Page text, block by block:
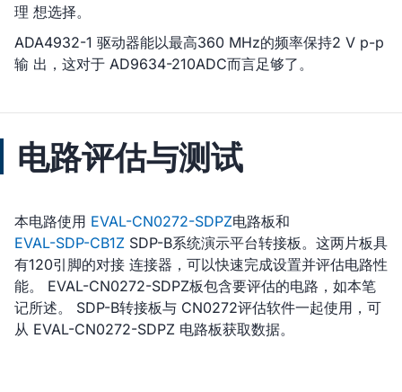
理 想选择。
ADA4932-1 驱动器能以最高360 MHz的频率保持2 V p-p
输 出，这对于 AD9634-210ADC而言足够了。
电路评估与测试
本电路使用 EVAL-CN0272-SDPZ电路板和
EVAL-SDP-CB1Z SDP-B系统演示平台转接板。这两片板具
有120引脚的对接 连接器，可以快速完成设置并评估电路性
能。 EVAL-CN0272-SDPZ板包含要评估的电路，如本笔
记所述。 SDP-B转接板与 CN0272评估软件一起使用，可
从 EVAL-CN0272-SDPZ 电路板获取数据。